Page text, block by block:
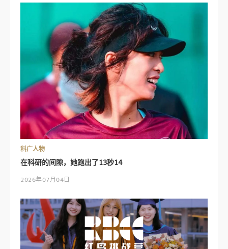
科广人物
在科研的间隙，她跑出了13秒14
2026年07月04日